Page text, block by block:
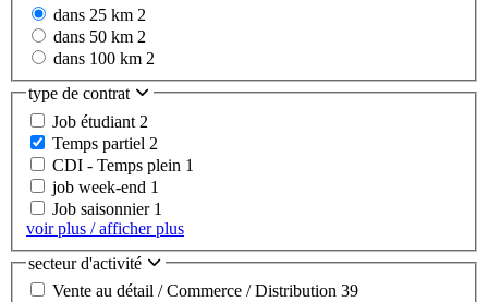
dans 25 km 2
dans 50 km 2
dans 100 km 2
type de contrat
Job étudiant 2
Temps partiel 2
CDI - Temps plein 1
job week-end 1
Job saisonnier 1
voir plus / afficher plus
secteur d'activité
Vente au détail / Commerce / Distribution 39